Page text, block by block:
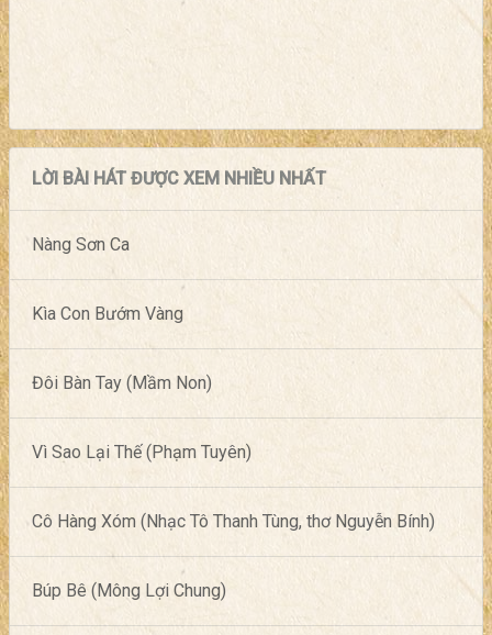
LỜI BÀI HÁT ĐƯỢC XEM NHIỀU NHẤT
Nàng Sơn Ca
Kìa Con Bướm Vàng
Đôi Bàn Tay (Mầm Non)
Vì Sao Lại Thế (Phạm Tuyên)
Cô Hàng Xóm (Nhạc Tô Thanh Tùng, thơ Nguyễn Bính)
Búp Bê (Mông Lợi Chung)